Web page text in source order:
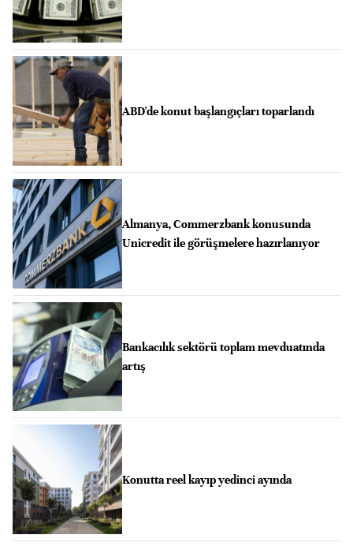
ABD'de konut başlangıçları toparlandı
Almanya, Commerzbank konusunda
Unicredit ile görüşmelere hazırlanıyor
Bankacılık sektörü toplam mevduatında
artış
Konutta reel kayıp yedinci ayında